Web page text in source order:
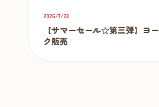
2026/7/23
【サマーセール☆第三弾】ヨ
ク販売